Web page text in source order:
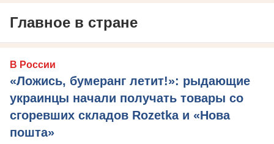
Главное в стране
В России
«Ложись, бумеранг летит!»: рыдающие
украинцы начали получать товары со
сгоревших складов Rozetka и «Нова
пошта»